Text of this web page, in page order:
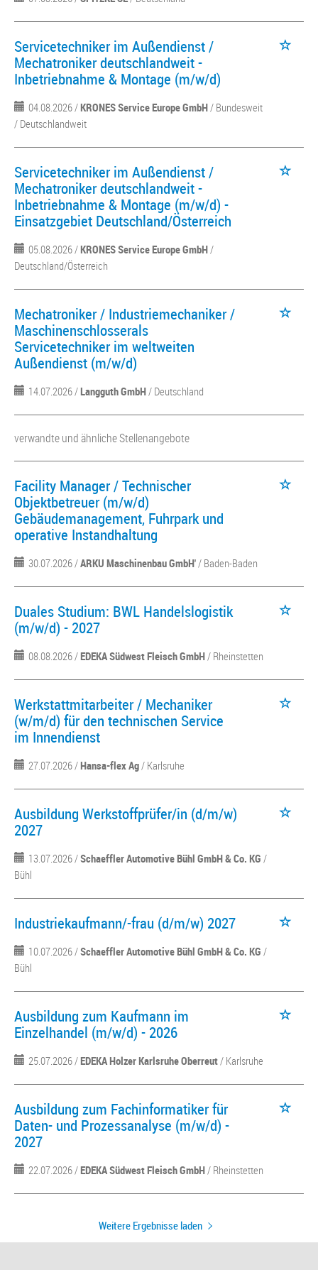
Servicetechniker im Außendienst /
Mechatroniker deutschlandweit -
Inbetriebnahme & Montage (m/w/d)
04.08.2026 /KRONES Service Europe GmbH/ Bundesweit
/ Deutschlandweit
Servicetechniker im Außendienst /
Mechatroniker deutschlandweit -
Inbetriebnahme & Montage (m/w/d) -
Einsatzgebiet Deutschland/Österreich
05.08.2026 /KRONES Service Europe GmbH/
Deutschland/Österreich
Mechatroniker / Industriemechaniker /
Maschinenschlosserals
Servicetechniker im weltweiten
Außendienst (m/w/d)
14.07.2026 /Langguth GmbH/ Deutschland
verwandte und ähnliche Stellenangebote
Facility Manager / Technischer
Objektbetreuer (m/w/d)
Gebäudemanagement, Fuhrpark und
operative Instandhaltung
30.07.2026 /ARKU Maschinenbau GmbH'/ Baden-Baden
Duales Studium: BWL Handelslogistik
(m/w/d) - 2027
08.08.2026 /EDEKA Südwest Fleisch GmbH/ Rheinstetten
Werkstattmitarbeiter / Mechaniker
(w/m/d) für den technischen Service
im Innendienst
27.07.2026 /Hansa-flex Ag/ Karlsruhe
Ausbildung Werkstoffprüfer/in (d/m/w)
2027
13.07.2026 /Schaeffler Automotive Bühl GmbH & Co. KG /
Bühl
Industriekaufmann/-frau (d/m/w) 2027
10.07.2026 /Schaeffler Automotive Bühl GmbH & Co. KG /
Bühl
Ausbildung zum Kaufmann im
Einzelhandel (m/w/d) - 2026
25.07.2026 /EDEKA Holzer Karlsruhe Oberreut/ Karlsruhe
Ausbildung zum Fachinformatiker für
Daten- und Prozessanalyse (m/w/d) -
2027
22.07.2026 /EDEKA Südwest Fleisch GmbH/ Rheinstetten
Weitere Ergebnisse laden